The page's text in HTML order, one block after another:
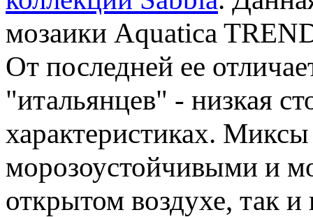
мозаики Aquatica
От последней ее
"итальянцев" - низкая
характеристиках.
морозоустойчивыми и
открытом воздухе, так